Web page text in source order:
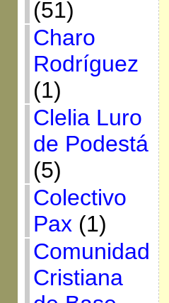
(51)
Charo
Rodríguez
(1)
Clelia Luro
de Podestá
(5)
Colectivo
Pax (1)
Comunidad
Cristiana